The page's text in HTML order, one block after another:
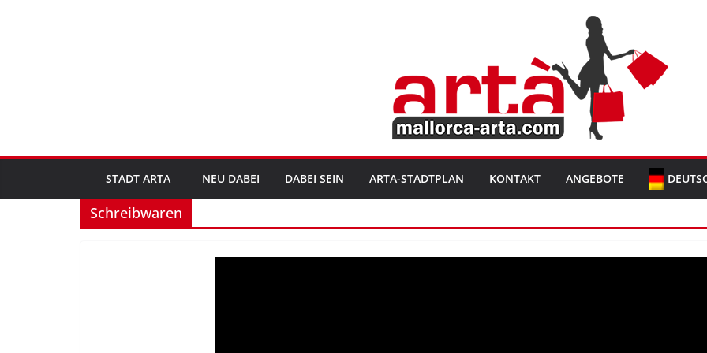
STADT ARTA NEU DABEI DABEI SEIN ARTA-STADTPLAN KONTAKT ANGEBOTE
Schreibwaren